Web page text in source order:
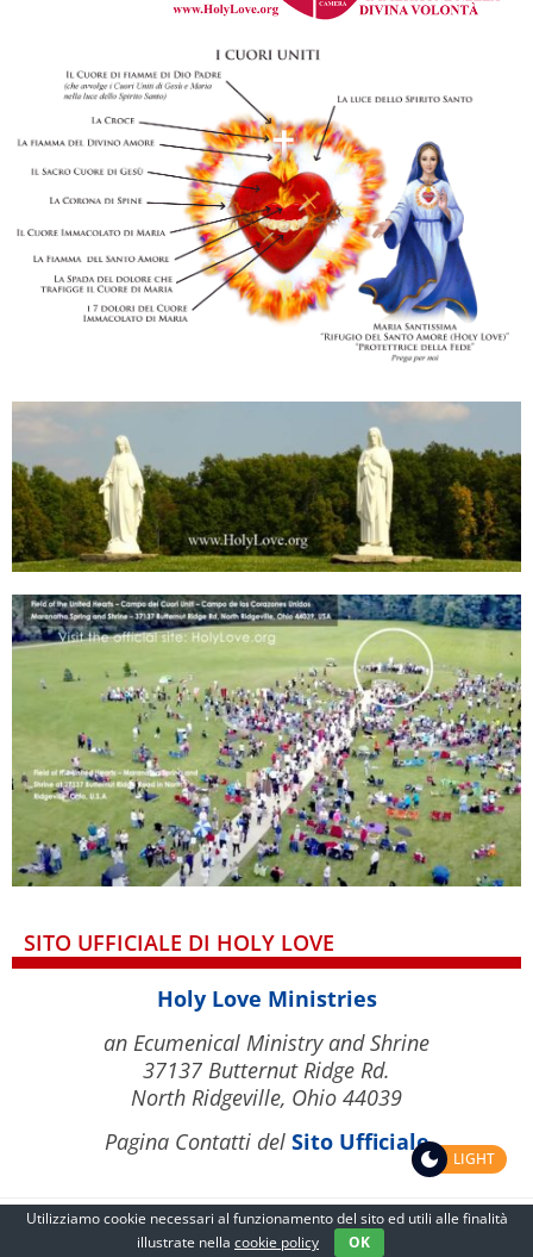
SITO UFFICIALE DI HOLY LOVE
Holy Love Ministries
an Ecumenical Ministry and Shrine
37137 Butternut Ridge Rd.
North Ridgeville, Ohio 44039
Pagina Contatti del Sito Ufficiale
Utilizziamo cookie necessari al funzionamento del sito ed utili alle finalità
illustrate nella cookie policy OK
LIGHT